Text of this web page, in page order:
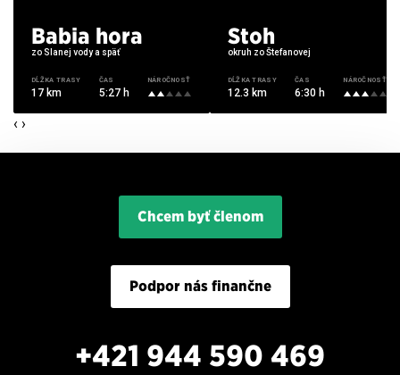
Babia hora
zo Slanej vody a späť
DĹŽKA TRASY
17 km
ČAS
5:27 h
NÁROČNOSŤ
Stoh
okruh zo Štefanovej
DĹŽKA TRASY
12.3 km
ČAS
6:30 h
NÁROČNOSŤ
‹ ›
Chcem byť členom
Podpor nás finančne
+421 944 590 469